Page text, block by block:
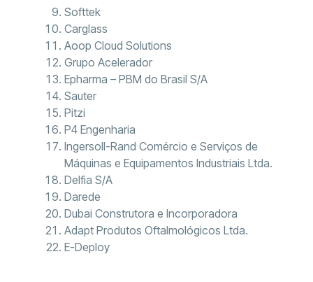
Softtek
Carglass
Aoop Cloud Solutions
Grupo Acelerador
Epharma – PBM do Brasil S/A
Sauter
Pitzi
P4 Engenharia
Ingersoll-Rand Comércio e Serviços de
Máquinas e Equipamentos Industriais Ltda.
Delfia S/A
Darede
Dubai Construtora e Incorporadora
Adapt Produtos Oftalmológicos Ltda.
E-Deploy